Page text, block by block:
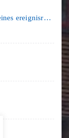
Schulfest am HSG: Gelungener Abschluss eines ereignisreichen Schuljahres